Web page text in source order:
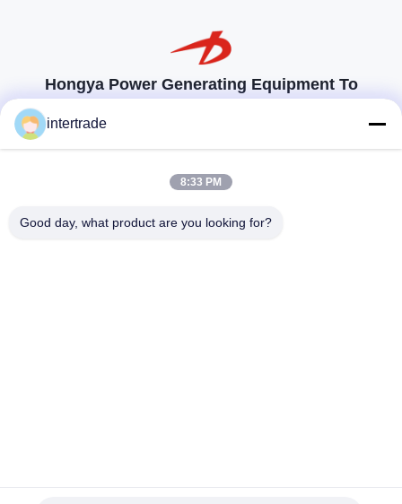
Hongya Power Generating Equipment To
Maßgeschneiderte Lösungen zur Erfüllung der Kundenanforderungen
86-28-37561966-8:00
intertrade
8:33 PM
Good day, what product are you looking for?